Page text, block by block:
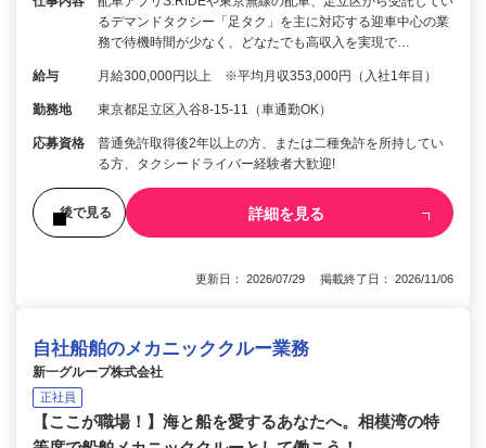
るデマンドタクシー「足タク」を主に対応する迎車中心の業
務で待機時間が少なく、どなたでも高収入を実現で…
給与 月給300,000円以上 ※平均月収353,000円（入社1年目）
勤務地 東京都足立区入谷8-15-11（車通勤OK）
応募資格
普通免許取得後2年以上の方、または二種免許を所持してい
る方、タクシードライバー経験者大歓迎!
後で見る 詳細を見る
更新日： 2026/07/29 掲載終了日： 2026/11/06
自社船舶のメカニッククルー業務
新一グループ株式会社
正社員
【ここが職場！】海と船を愛するあなたへ。相模湾の特